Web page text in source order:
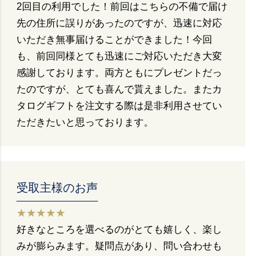
2回目の利用でした！前回はこちらの不備で届け
先の住所に誤りがあったのですが、迅速に対応
いただき無事届けることができました！今回
も、前回同様とても迅速にご対応いただき大変
感謝しております。両方ともにプレゼントだっ
たのですが、とても喜んで貰えました。またカ
タログギフトを注文する際は是非利用させてい
ただきたいと思っております。
受取主様のお声
★★★★★
好きなところを選べるのがとても嬉しく、楽し
みが膨らみます。疑問点があり、問い合わせも